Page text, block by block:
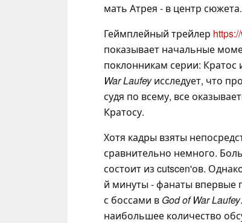
мать Атрея - в центр сюжета.
Геймплейный трейлер
показывает начальные
поклонникам серии:
War Laufeyисследует, что
судя по всему, все
Кратосу.
Хотя кадры взяты
сравнительно немного.
состоит из cutscen'ов.
й минуты - фанаты впервые
с боссами в God of War Laufey
наибольшее количество